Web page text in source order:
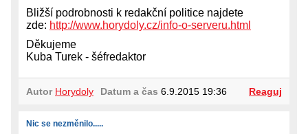
Bližší podrobnosti k redakční politice najdete
zde: http://www.horydoly.cz/info-o-serveru.html
Děkujeme
Kuba Turek - šéfredaktor
Autor Horydoly Datum a čas 6.9.2015 19:36 Reaguj
Nic se nezměnilo.....